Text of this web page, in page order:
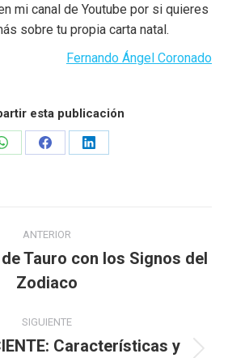
mi canal de Youtube por si quieres
sobre tu propia carta natal.
Fernando Ángel Coronado
esta publicación
Share
Share
Share
ANTERIOR
anterior:
Tauro con los Signos del
Zodiaco
SIGUIENTE
Características y